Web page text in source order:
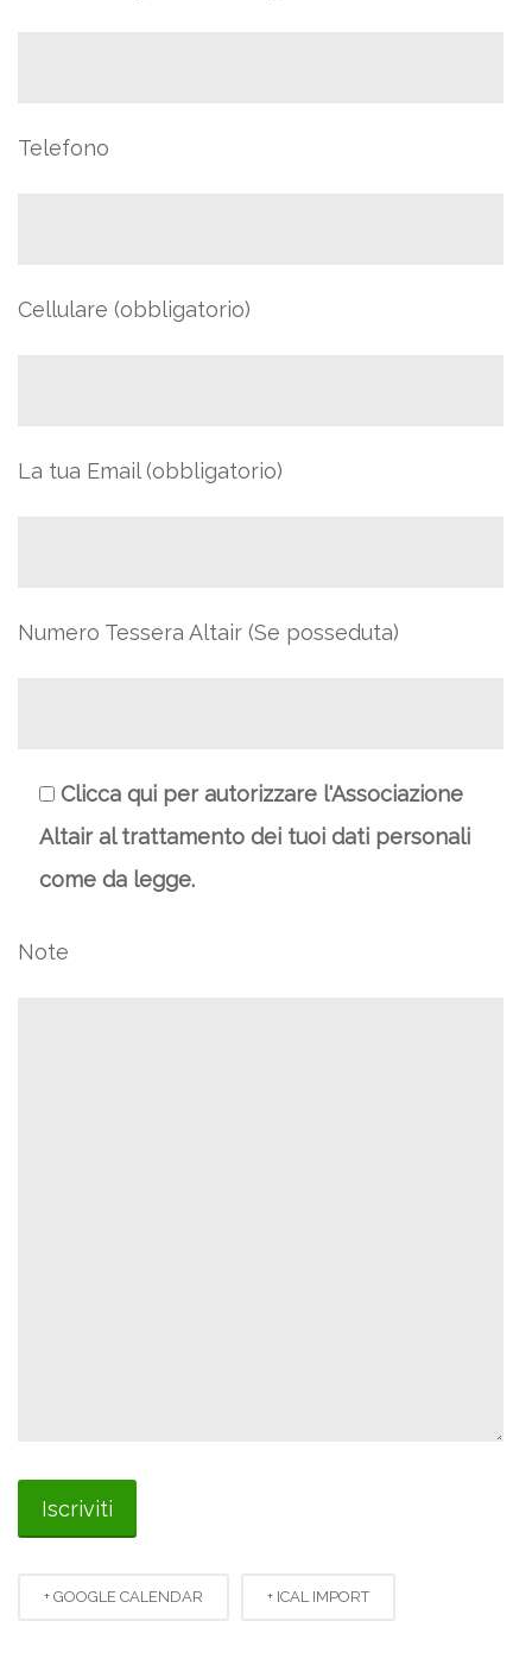
Telefono
Cellulare (obbligatorio)
La tua Email (obbligatorio)
Numero Tessera Altair (Se posseduta)
Clicca qui per autorizzare l'Associazione
Altair al trattamento dei tuoi dati personali
come da legge.
Note
+ GOOGLE CALENDAR + ICAL IMPORT